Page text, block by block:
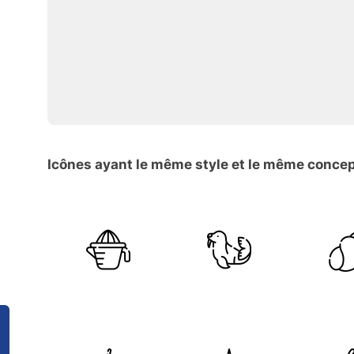
Icônes ayant le même style et le même